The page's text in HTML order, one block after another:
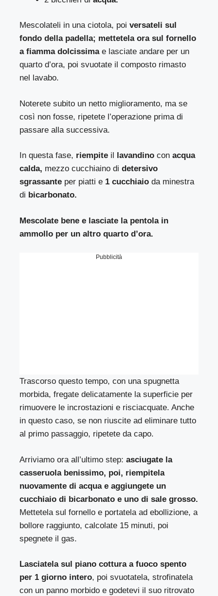
Mescolateli in una ciotola, poiversateli sul
fondo della padella; mettetela ora sul fornello
a fiamma dolcissimae lasciate andare per un
quarto d’ora, poi svuotate il composto rimasto
nel lavabo.
Noterete subito un netto miglioramento, ma se
così non fosse, ripetete l’operazione prima di
passare alla successiva.
In questa fase, riempite il lavandino conacqua
calda, mezzo cucchiaino didetersivo
sgrassante per piatti e 1 cucchiaio da minestra
di bicarbonato.
Mescolate bene e lasciate la pentola in
ammollo per un altro quarto d’ora.
Pubblicità
Trascorso questo tempo, con una spugnetta
morbida, fregate delicatamente la superficie per
rimuovere le incrostazioni e risciacquate. Anche
in questo caso, se non riuscite ad eliminare tutto
al primo passaggio, ripetete da capo.
Arriviamo ora all’ultimo step:asciugate la
casseruola benissimo, poi, riempitela
nuovamente di acqua e aggiungete un
cucchiaio di bicarbonato e uno di sale grosso.
Mettetela sul fornello e portatela ad ebollizione, a
bollore raggiunto, calcolate 15 minuti, poi
spegnete il gas.
Lasciatela sul piano cottura a fuoco spento
per 1 giorno intero, poi svuotatela, strofinatela
con un panno morbido e godetevi il suo ritrovato